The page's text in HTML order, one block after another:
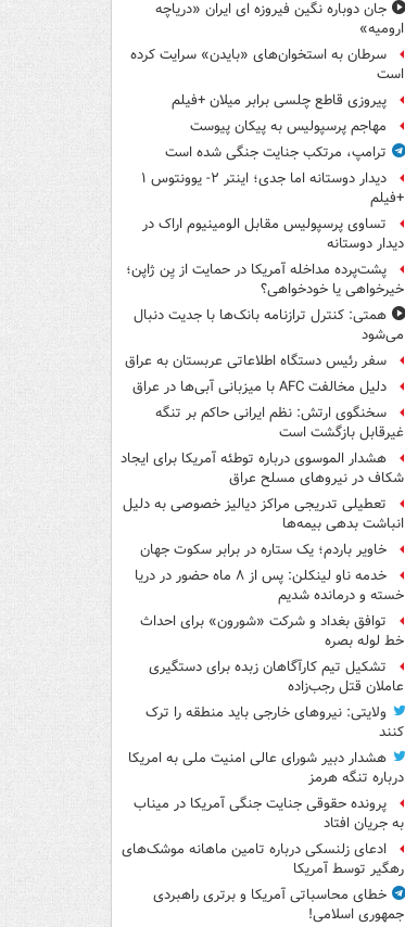
جان دوباره نگین فیروزه ای ایران «دریاچه
ارومیه»
سرطان به استخوان‌های «بایدن» سرایت کرده
است
پیروزی قاطع چلسی برابر میلان +فیلم
مهاجم پرسپولیس به پیکان پیوست
ترامپ، مرتکب جنایت جنگی شده است
دیدار دوستانه اما جدی؛ اینتر ۲- یوونتوس ۱
+فیلم
تساوی پرسپولیس مقابل الومینیوم اراک در
دیدار دوستانه
پشت‌پرده مداخله آمریکا در حمایت از یِن ژاپن؛
خیرخواهی یا خودخواهی؟
همتی: کنترل ترازنامه بانک‌ها با جدیت دنبال
می‌شود
سفر رئیس دستگاه اطلاعاتی عربستان به عراق
دلیل مخالفت AFC با میزبانی آبی‌ها در عراق
سخنگوی ارتش: نظم ایرانی حاکم بر تنگه
غیرقابل بازگشت است
هشدار الموسوی درباره توطئه آمریکا برای ایجاد
شکاف در نیروهای مسلح عراق
تعطیلی تدریجی مراکز دیالیز خصوصی به دلیل
انباشت بدهی بیمه‌ها
خاویر باردم؛ یک ستاره در برابر سکوت جهان
خدمه ناو لینکلن: پس از ۸ ماه حضور در دریا
خسته و درمانده‌ شدیم
توافق بغداد و شرکت «شورون» برای احداث
خط لوله بصره
تشکیل تیم کارآگاهان زبده برای دستگیری
عاملان قتل رجب‌زاده
ولایتی: نیروهای خارجی باید منطقه را ترک
کنند
هشدار دبیر شورای عالی امنیت ملی به امریکا
درباره تنگه هرمز
پرونده حقوقی جنایت جنگی آمریکا در میناب
به جریان افتاد
ادعای زلنسکی درباره تامین ماهانه موشک‌های
رهگیر توسط آمریکا
خطای محاسباتی آمریکا و برتری راهبردی
جمهوری اسلامی!